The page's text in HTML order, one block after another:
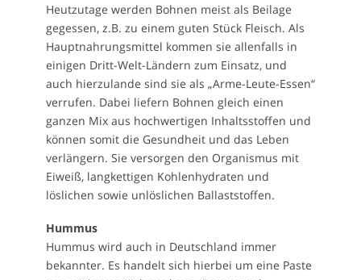
Heutzutage werden Bohnen meist als Beilage
gegessen, z.B. zu einem guten Stück Fleisch. Als
Hauptnahrungsmittel kommen sie allenfalls in
einigen Dritt-Welt-Ländern zum Einsatz, und
auch hierzulande sind sie als „Arme-Leute-Essen“
verrufen. Dabei liefern Bohnen gleich einen
ganzen Mix aus hochwertigen Inhaltsstoffen und
können somit die Gesundheit und das Leben
verlängern. Sie versorgen den Organismus mit
Eiweiß, langkettigen Kohlenhydraten und
löslichen sowie unlöslichen Ballaststoffen.
Hummus
Hummus wird auch in Deutschland immer
bekannter. Es handelt sich hierbei um eine Paste